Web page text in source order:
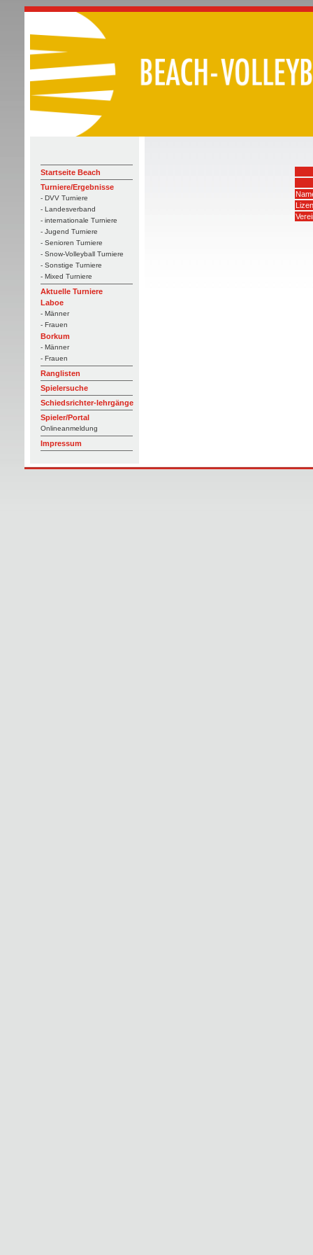
Startseite Beach
Turniere/Ergebnisse
- DVV Turniere
- Landesverband
- internationale Turniere
- Jugend Turniere
- Senioren Turniere
- Snow-Volleyball Turniere
- Sonstige Turniere
- Mixed Turniere
Aktuelle Turniere
Laboe
- Männer
- Frauen
Borkum
- Männer
- Frauen
Ranglisten
Spielersuche
Schiedsrichter-lehrgänge
Spieler/Portal
Onlineanmeldung
Impressum